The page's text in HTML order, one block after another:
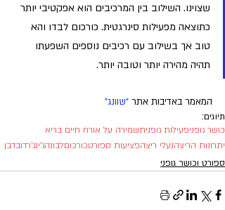
שצוינו. השילוב בין המרכיבים הוא אפקטיבי יותר
כתוצאה מפעילות סינרגטית. כורכום לבדו והא
טוב אך בשילוב עם רכיבים נוספים השפעתו
תהיה מהירה יותר וטובה יותר.
המאמר באדיבות אתר "שוונג"
תיוגים:
כושר גופניפעילות גופניתשמירה על אורח חיים בריא
יתרונות הריצהנעלי ריצהפציעות ספורטכורכוםלבונהג'ינג'רדובדבן
ספורט וכושר גופני